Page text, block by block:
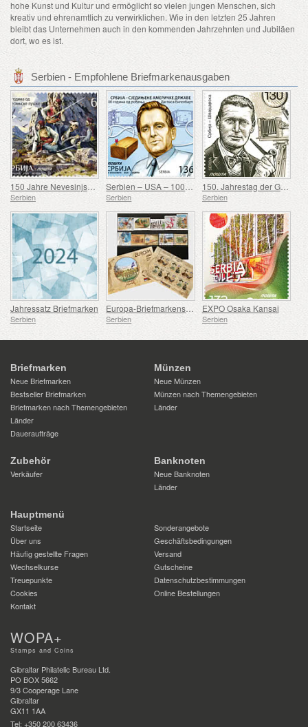
hohe Kunst und Kultur und ermöglicht so vielen jungen Menschen, sich
kreativ und ehrenamtlich zu verwirklichen. Wie in den letzten 25 Jahren
bleibt das Unternehmen auch in den kommenden Jahrzehnten und Jubiläen
dort, wo es ist.
Serbien - Empfohlene Briefmarkenausgaben
150 Jahre Nevesinjska puška
Serbien
Serbien – USA – 100. Geburtstag von Douglas Engelbart
Serbien
150. Jahrestag der Geburt von Rodolphe Archibald Reiss
Serbien
Jahressatz Briefmarken
Serbien
Europa-Briefmarkensatz 2007-2016
Serbien
EXPO Osaka Kansai
Serbien
Briefmarken
Neue Briefmarken
Bestseller Briefmarken
Briefmarken nach Themengebieten
Länder
Daueraufträge
Münzen
Neue Münzen
Münzen nach Themengebieten
Länder
Zubehör
Verkäufer
Banknoten
Neue Banknoten
Länder
Hauptmenü
Startseite
Sonderangebote
Über uns
Geschäftsbedingungen
Häufig gestellte Fragen
Versand
Wechselkurse
Gutscheine
Treuepunkte
Datenschutzbestimmungen
Cookies
Online Bestellungen
Kontakt
WOPA+
Stamps and Coins
Gibraltar Philatelic Bureau Ltd.
PO BOX 5662
9/3 Cooperage Lane
Gibraltar
GX11 1AA
Tel: +350 200 63436